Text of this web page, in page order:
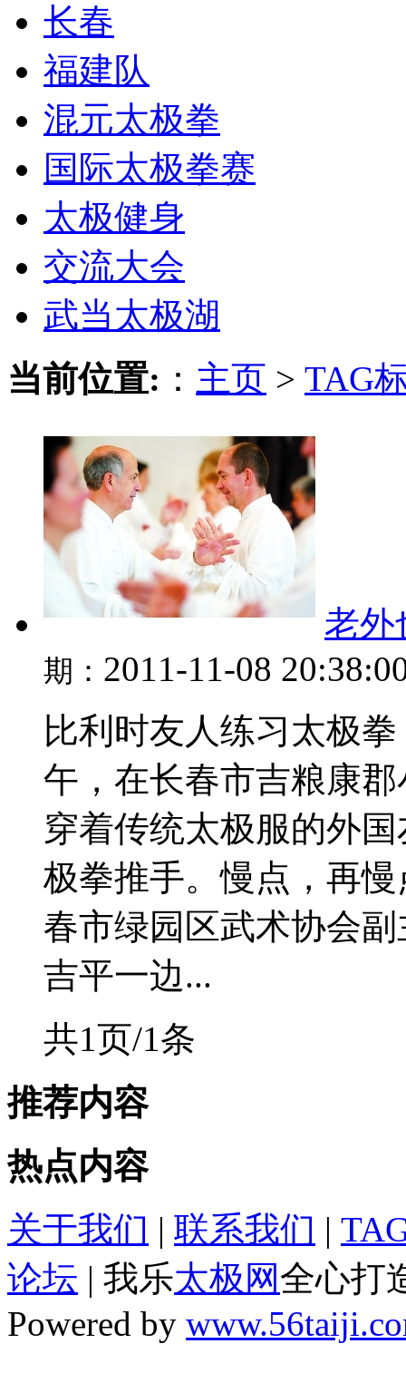
长春
福建队
混元太极拳
国际太极拳赛
太极健身
交流大会
武当太极湖
当前位置: ： 主页 > TAG
老外
期： 2011-11-08
比利时友人练习太极
午，在长春市吉粮康
穿着传统太极服的外
极拳推手。慢点，再
春市绿园区武术协会
吉平一边...
共1页/1条
推荐内容
热点内容
关于我们 | 联系我们 |
论坛 | 我乐太极网全心打
Powered by